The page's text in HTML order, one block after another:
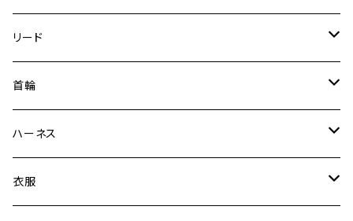
リード
エッセンシャル
ゼロショック
ロードランナー
首輪
エッセンシャル
ネオカラー
ハーネス
エッセンシャル
衣服